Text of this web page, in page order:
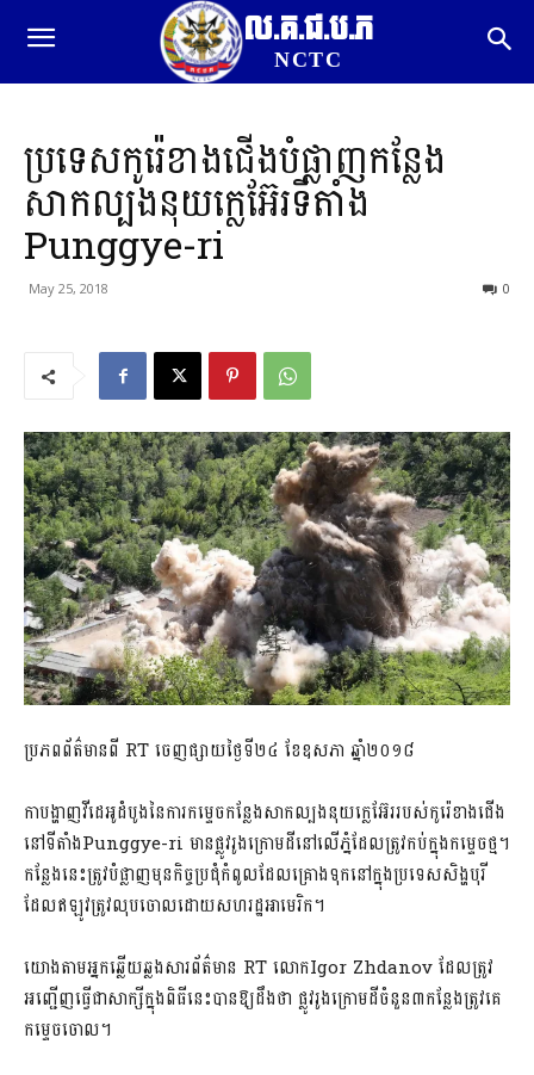
ល.គ.ជ.ប.ភ
NCTC
ប្រទេសកូរ៉េខាងជើងបំផ្លាញកន្លែង
សាកល្បងនុយក្លេអ៊ែរទីតាំង​
Punggye-ri
May 25, 2018 0
ប្រភពព័ត៌មានពី RT ចេញផ្សាយថ្ងៃទី២៤​ ខែ​ឧសភា​ ឆ្នាំ២០១៨
កាបង្ហាញវីដេអូដំបូងនៃការកម្ទេចកន្លែងសាកល្បងនុយក្លេអ៊ែររបស់កូរ៉េខាងជើង
នៅទីតាំងPunggye-ri មានផ្លូវរូងក្រោមដីនៅលើភ្នំដែលត្រូវកប់ក្នុងកម្ទេចថ្ម។
កន្លែងនេះត្រូវបំផ្លាញមុនកិច្ចប្រជុំកំពូលដែលគ្រោងទុកនៅក្នុងប្រទេសសិង្ហបុរី
ដែលឥឡូវត្រូវលុបចោលដោយសហរដ្ឋអាមេរិក។
យោងតាមអ្នកឆ្លើយឆ្លងសារព័ត៌មាន RT លោកIgor Zhdanov ដែលត្រូវ
អញ្ជើញធ្វើជាសាក្សីក្នុងពិធីនេះបានឱ្យដឹងថា​ ផ្លូវរូងក្រោមដីចំនួន៣កន្លែងត្រូវគេ
កម្ទេចចោល។